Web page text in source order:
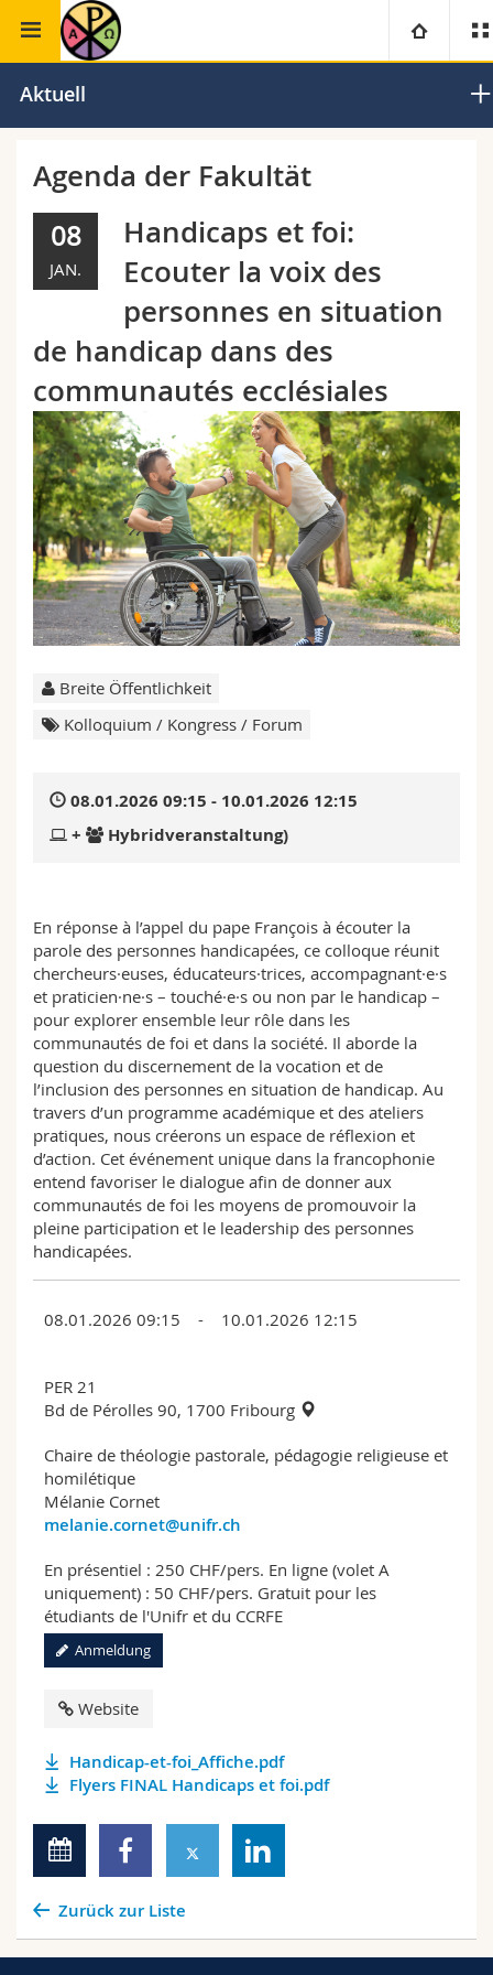
Universität
Campus
Forschung
Weiterbildung
Theologische Fak.
Rechtswissenschaftliche Fak.
Wirtschafts- und Sozialwissenschaftliche Fak.
Philosophische Fak.
Fak. für Erziehungs- und Bildungswissenschaften
Math.-Nat. und Med. Fak.
Interfakultär
Informationen für
Studieninteressierte
Studierende
Medien
Forschende
Mitarbeitende
Doktorierende
Ressourcen
Personenverzeichnis
Ortsplan
Bibliotheken
Webmail
Vorlesungsverzeichnis
MyUnifr
Liturgiewissenschaft
Aktuell
Agenda der Fakultät
08
JAN.
Handicaps et foi:
Ecouter la voix des
personnes en situation
de handicap dans des
communautés ecclésiales
Breite Öffentlichkeit
Kolloquium / Kongress / Forum
08.01.2026 09:15 - 10.01.2026 12:15
+
Hybridveranstaltung)
En réponse à l’appel du pape François à écouter la
parole des personnes handicapées, ce colloque réunit
chercheurs·euses, éducateurs·trices, accompagnant·e·s
et praticien·ne·s – touché·e·s ou non par le handicap –
pour explorer ensemble leur rôle dans les
communautés de foi et dans la société. Il aborde la
question du discernement de la vocation et de
l’inclusion des personnes en situation de handicap. Au
travers d’un programme académique et des ateliers
pratiques, nous créerons un espace de réflexion et
d’action. Cet événement unique dans la francophonie
entend favoriser le dialogue afin de donner aux
communautés de foi les moyens de promouvoir la
pleine participation et le leadership des personnes
handicapées.
08.01.2026 09:15 - 10.01.2026 12:15
PER 21
Bd de Pérolles 90, 1700 Fribourg
Chaire de théologie pastorale, pédagogie religieuse et
homilétique
Mélanie Cornet
melanie.cornet@unifr.ch
En présentiel : 250 CHF/pers. En ligne (volet A
uniquement) : 50 CHF/pers. Gratuit pour les
étudiants de l'Unifr et du CCRFE
Anmeldung
Website
Handicap-et-foi_Affiche.pdf
Flyers FINAL Handicaps et foi.pdf
Zurück zur Liste